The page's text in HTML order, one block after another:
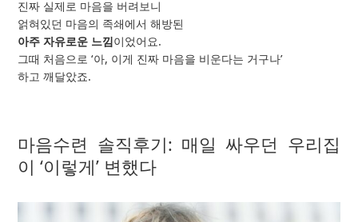
진짜 실제로 마음을 버려보니
얽혀있던 마음의 족쇄에서 해방된
아주 자유로운 느낌이었어요.
그때 처음으로 ‘아, 이게 진짜 마음을 비운다는 거구나’
하고 깨달았죠.
마음수련 솔직후기: 매일 싸우던 우리집
이 ‘이렇게’ 변했다